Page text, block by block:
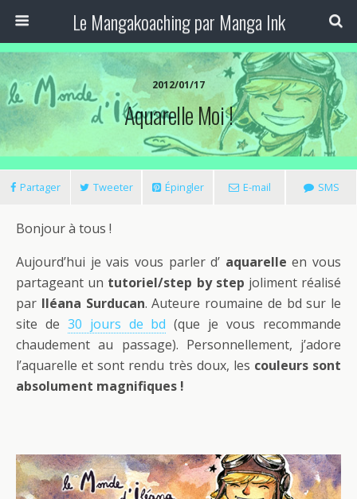
Le Mangakoaching par Manga Ink
2012/01/17
Aquarelle Moi !
Partager Tweeter Épingler E-mail SMS
Bonjour à tous !
Aujourd’hui je vais vous parler d’ aquarelle en vous
partageant un tutoriel/step by step joliment réalisé
par Iléana Surducan. Auteure roumaine de bd sur le
site de 30 jours de bd (que je vous recommande
chaudement au passage). Personnellement, j’adore
l’aquarelle et sont rendu très doux, les couleurs sont
absolument magnifiques !